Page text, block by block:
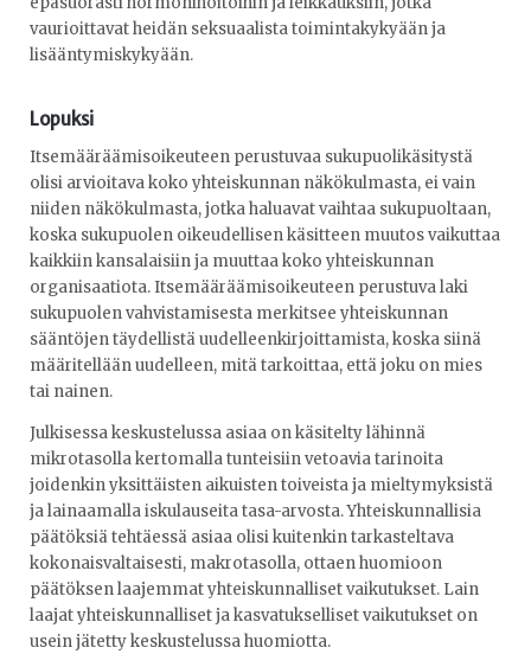
vaurioittavat heidän seksuaalista toimintakykyään ja
lisääntymiskykyään.
Lopuksi
Itsemääräämisoikeuteen perustuvaa sukupuolikäsitystä
olisi arvioitava koko yhteiskunnan näkökulmasta, ei vain
niiden näkökulmasta, jotka haluavat vaihtaa sukupuoltaan,
koska sukupuolen oikeudellisen käsitteen muutos vaikuttaa
kaikkiin kansalaisiin ja muuttaa koko yhteiskunnan
organisaatiota. Itsemääräämisoikeuteen perustuva laki
sukupuolen vahvistamisesta merkitsee yhteiskunnan
sääntöjen täydellistä uudelleenkirjoittamista, koska siinä
määritellään uudelleen, mitä tarkoittaa, että joku on mies
tai nainen.
Julkisessa keskustelussa asiaa on käsitelty lähinnä
mikrotasolla kertomalla tunteisiin vetoavia tarinoita
joidenkin yksittäisten aikuisten toiveista ja mieltymyksistä
ja lainaamalla iskulauseita tasa-arvosta. Yhteiskunnallisia
päätöksiä tehtäessä asiaa olisi kuitenkin tarkasteltava
kokonaisvaltaisesti, makrotasolla, ottaen huomioon
päätöksen laajemmat yhteiskunnalliset vaikutukset. Lain
laajat yhteiskunnalliset ja kasvatukselliset vaikutukset on
usein jätetty keskustelussa huomiotta.